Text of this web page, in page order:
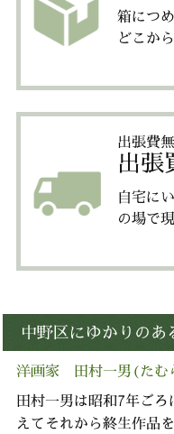
箱につ
どこか
出張費
出張
自宅に
の場で
中野区にゆかりのあ
洋画家 田村一男(た
田村一男は昭和7年ご
えてそれから終生作品